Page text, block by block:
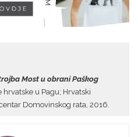
Most u obrani Paškog
hrvatske u Pagu; Hrvatski
Domovinskog rata, 2016.